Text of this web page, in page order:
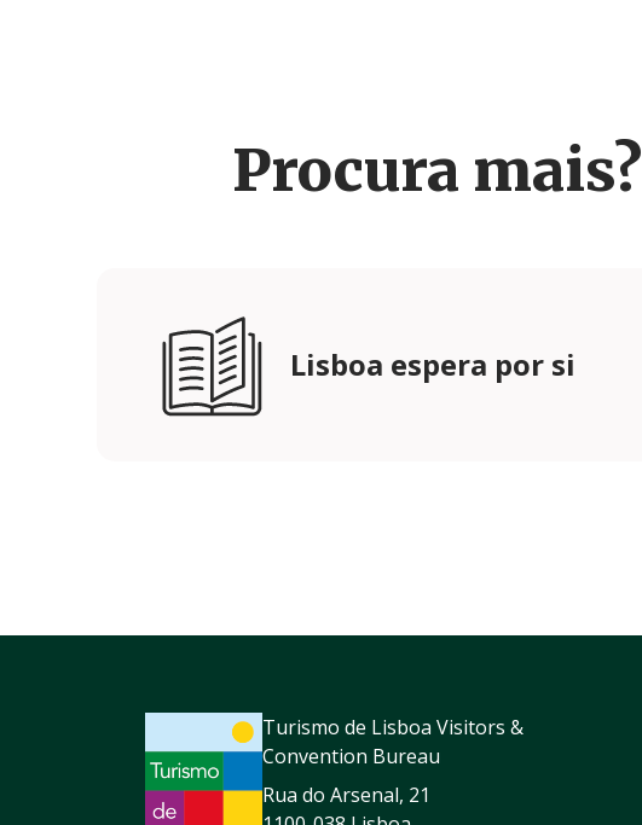
Procura mais?
Lisboa espera por si
Turismo de Lisboa Visitors &
Convention Bureau
Rua do Arsenal, 21